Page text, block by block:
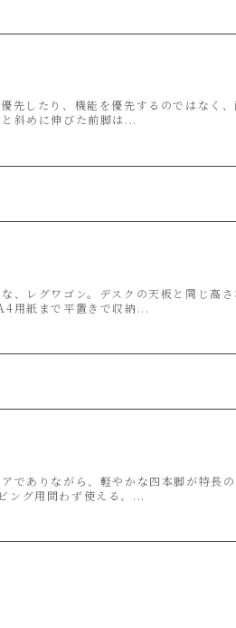
先したり、機能を優先するのではなく
斜めに伸びた前脚は...
、レグワゴン。デスクの天板と同じ高
用紙まで平置きで収納...
でありながら、軽やかな四本脚が特長
ング用問わず使える、...